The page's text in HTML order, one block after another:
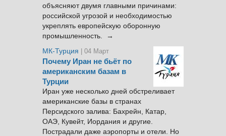
объясняют двумя главными причинами:
российской угрозой и необходимостью
укреплять европейскую оборонную
промышленность. →
МК-Турция
| 04 Март
Почему Иран не бьёт по
американским базам в
Турции
Иран уже несколько дней обстреливает
американские базы в странах
Персидского залива: Бахрейн, Катар,
ОАЭ, Кувейт, Иордания и другие.
Пострадали даже аэропорты и отели. Но